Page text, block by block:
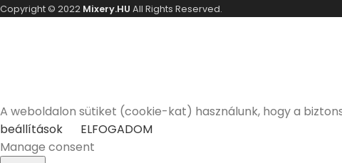
Copyright © 2022 Mixery.HU All Rights Reserved.
A weboldalon sütiket (cookie-kat) használunk, hogy a
beállítások
ELFOGADOM
Manage consent